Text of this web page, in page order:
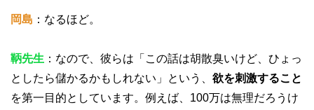
岡島 ：なるほど。
鞆先生 ：なので、彼らは「この話は胡散臭いけど、ひょっ
としたら儲かるかもしれない」という、 欲を刺激すること
を第一目的としています。例えば、100万は無理だろうけ